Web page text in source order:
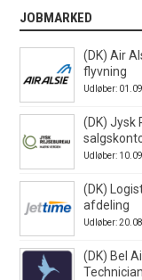
JOBMARKED
(DK) Air
flyvning
Udløber:
(DK) Jysk
Udløber:
(DK)
afdeling
Udløber:
(DK) Bel